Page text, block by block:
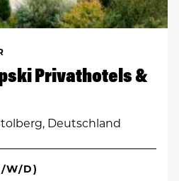
Privathotels &
Deutschland
W/D)